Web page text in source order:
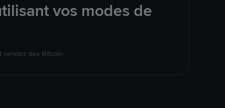
vos modes de
vendez des Bitcoin